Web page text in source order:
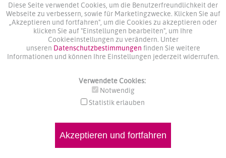
Diese Seite verwendet Cookies, um die Benutzerfreundlichkeit der
Webseite zu verbessern, sowie für Marketingzwecke. Klicken Sie auf
„Akzeptieren und fortfahren", um die Cookies zu akzeptieren oder
klicken Sie auf "Einstellungen bearbeiten", um Ihre
Cookieeinstellungen zu verändern. Unter
unseren Datenschutzbestimmungen finden Sie weitere
Informationen und können Ihre Einstellungen jederzeit widerrufen.
Verwendete Cookies:
Notwendig
Statistik erlauben
Akzeptieren und fortfahren